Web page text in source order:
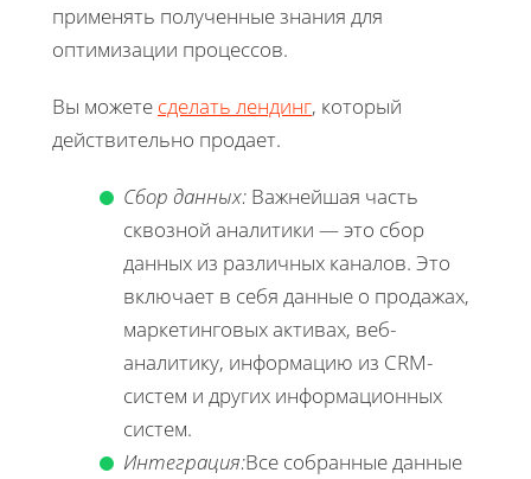
применять полученные знания для
оптимизации процессов.
Вы можете сделать лендинг, который
действительно продает.
Сбор данных: Важнейшая часть
сквозной аналитики — это сбор
данных из различных каналов. Это
включает в себя данные о продажах,
маркетинговых активах, веб-
аналитику, информацию из CRM-
систем и других информационных
систем.
Интеграция:Все собранные данные